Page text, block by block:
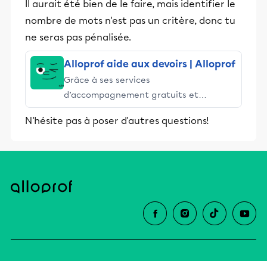
Il aurait été bien de le faire, mais identifier le
nombre de mots n'est pas un critère, donc tu
ne seras pas pénalisée.
Alloprof aide aux devoirs | Alloprof
Grâce à ses services
d’accompagnement gratuits et
stimulants, Alloprof engage les élèves
et leurs parents dans la réussite
N'hésite pas à poser d'autres questions!